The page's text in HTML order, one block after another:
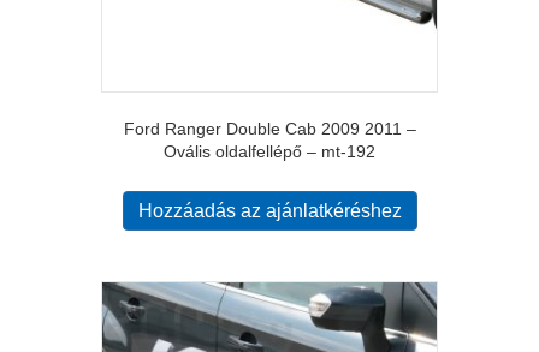
Ford Ranger Double Cab 2009 2011 –
Ovális oldalfellépő – mt-192
Hozzáadás az ajánlatkéréshez